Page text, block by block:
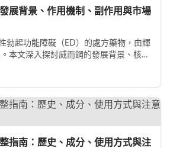
展背景、作用機制、副作用與市場
勃起功能障礙（ED）的處方藥物，由輝
本文深入探討威而鋼的發展背景、核心
指南：歷史、成分、使用方式與注